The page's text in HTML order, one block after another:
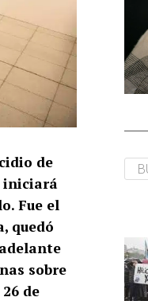
de
iniciará
Fue el
quedó
sobre
de